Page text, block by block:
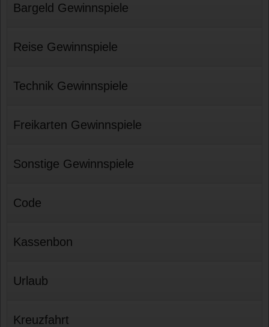
Bargeld Gewinnspiele
Reise Gewinnspiele
Technik Gewinnspiele
Freikarten Gewinnspiele
Sonstige Gewinnspiele
Code
Kassenbon
Urlaub
Kreuzfahrt